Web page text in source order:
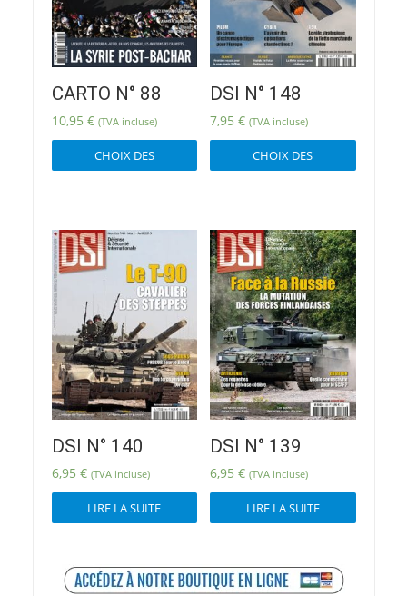
CARTO N° 88
10,95 € (TVA incluse)
CHOIX DES
Ce
Les
options
peuvent
être
choisies
sur
la
page
du
DSI N° 148
7,95 € (TVA incluse)
CHOIX DES
Ce
Les
options
peuvent
être
choisies
sur
la
page
du
DSI N° 140
6,95 € (TVA incluse)
LIRE LA SUITE
DSI N° 139
6,95 € (TVA incluse)
LIRE LA SUITE